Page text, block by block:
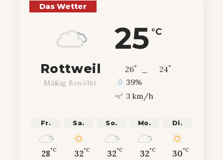
Das Wetter
25 °C
Rottweil
Mäßig Bewölkt
26° 24°
39%
3 km/h
Fr.
28°C
Sa.
32°C
So.
32°C
Mo.
32°C
Di.
30°C